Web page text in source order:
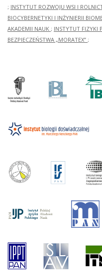
; INSTYTUT ROZWOJU WSI I
BIOCYBERNETYKI I INŻYNIERII
AKADEMII NAUK ; INSTYTUT FIZYKI
BEZPIECZEŃSTWA „MORATEX” ;